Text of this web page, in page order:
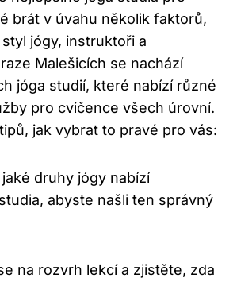
brát v úvahu několik faktorů,
jógy, instruktoři a
Malešicích se nachází
jóga studií, které nabízí různé
pro cvičence všech úrovní.
jak vybrat to pravé pro vás:
druhy jógy nabízí
abyste našli ten správný
na rozvrh lekcí a zjistěte, zda